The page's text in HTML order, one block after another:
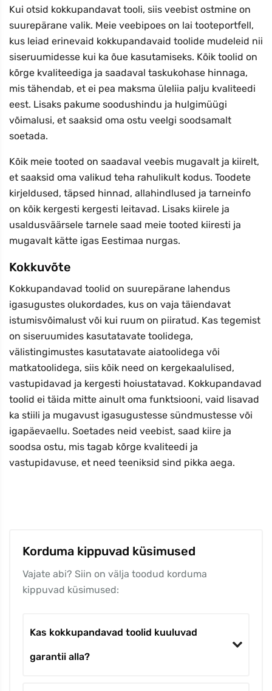
Kui otsid kokkupandavat tooli, siis veebist ostmine on
suurepärane valik. Meie veebipoes on lai tooteportfell,
kus leiad erinevaid kokkupandavaid toolide mudeleid nii
siseruumidesse kui ka õue kasutamiseks. Kõik toolid on
kõrge kvaliteediga ja saadaval taskukohase hinnaga,
mis tähendab, et ei pea maksma üleliia palju kvaliteedi
eest. Lisaks pakume soodushindu ja hulgimüügi
võimalusi, et saaksid oma ostu veelgi soodsamalt
soetada.
Kõik meie tooted on saadaval veebis mugavalt ja kiirelt,
et saaksid oma valikud teha rahulikult kodus. Toodete
kirjeldused, täpsed hinnad, allahindlused ja tarneinfo
on kõik kergesti kergesti leitavad. Lisaks kiirele ja
usaldusväärsele tarnele saad meie tooted kiiresti ja
mugavalt kätte igas Eestimaa nurgas.
Kokkuvõte
Kokkupandavad toolid on suurepärane lahendus
igasugustes olukordades, kus on vaja täiendavat
istumisvõimalust või kui ruum on piiratud. Kas tegemist
on siseruumides kasutatavate toolidega,
välistingimustes kasutatavate aiatoolidega või
matkatoolidega, siis kõik need on kergekaalulised,
vastupidavad ja kergesti hoiustatavad. Kokkupandavad
toolid ei täida mitte ainult oma funktsiooni, vaid lisavad
ka stiili ja mugavust igasugustesse sündmustesse või
igapäevaellu. Soetades neid veebist, saad kiire ja
soodsa ostu, mis tagab kõrge kvaliteedi ja
vastupidavuse, et need teeniksid sind pikka aega.
Korduma kippuvad küsimused
Vajate abi? Siin on välja toodud korduma
kippuvad küsimused:
Kas kokkupandavad toolid kuuluvad
garantii alla?